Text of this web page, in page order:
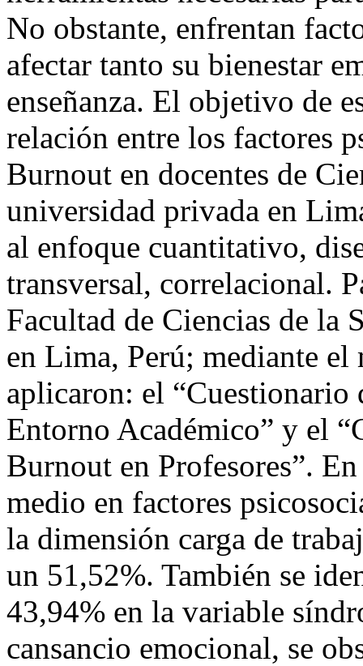
No obstante, enfrentan
afectar tanto su bienestar
enseñanza. El objetivo de
relación entre los factores
Burnout en docentes de
universidad privada en
al enfoque cuantitativo,
transversal, correlacional.
Facultad de Ciencias de la
en Lima, Perú; mediante
aplicaron: el “Cuestionario
Entorno Académico” y el
Burnout en Profesores”.
medio en factores
la dimensión carga de
un 51,52%. También se
43,94% en la variable
cansancio emocional, se